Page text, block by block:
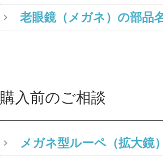
老眼鏡（メガネ）の部品
購入前のご相談
メガネ型ルーペ（拡大鏡